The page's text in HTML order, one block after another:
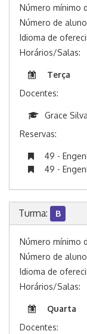
Número mínimo
Número de
Idioma de
Horários/Salas:
Terça
Docentes:
Grace
Reservas:
49 -
49 -
Turma: B
Número mínimo
Número de
Idioma de
Horários/Salas:
Quarta
Docentes: